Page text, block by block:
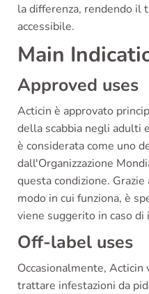
la differenza, rendendo il
accessibile.
Main
Approved uses
Acticin è approvato
della scabbia negli adulti
è considerata come uno
dall'Organizzazione
questa condizione.
modo in cui funziona, è
viene suggerito in caso di
Off-label uses
Occasionalmente,
trattare infestazioni da